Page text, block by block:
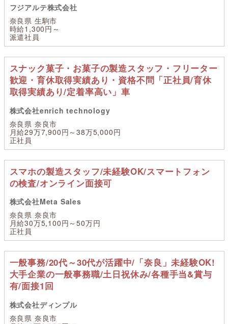
フジアルテ株式会社
奈良県 生駒市
時給1,300円～
派遣社員
スナック菓子・お菓子の製造スタッフ・フリーター
歓迎・育休取得実績あり・資格不問「正社員/育休
取得実績あり/定着率高い」車
株式会社enrich technology
奈良県 奈良市
月給29万7,900円～38万5,000円
正社員
スマホの製造スタッフ/未経験OK/スマートフォン
の検査/オンライン面接可
株式会社Meta Sales
奈良県 奈良市
月給30万5,100円～50万円
正社員
一般事務/20代～30代が活躍中/「奈良」未経験OK!
大手企業の一般事務職/土日祝休み/各種手当&賞与
有/面接1回
株式会社ディンプル
奈良県 奈良市